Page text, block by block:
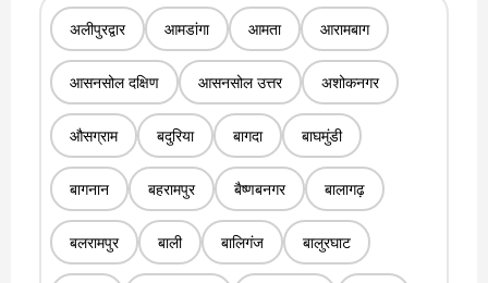
अलीपुरद्वार आमडांगा आमता आरामबाग
आसनसोल दक्षिण आसनसोल उत्तर अशोकनगर
औसग्राम बदुरिया बागदा बाघमुंडी
बागनान बहरामपुर बैष्णबनगर बालागढ़
बलरामपुर बाली बालिगंज बालुरघाट